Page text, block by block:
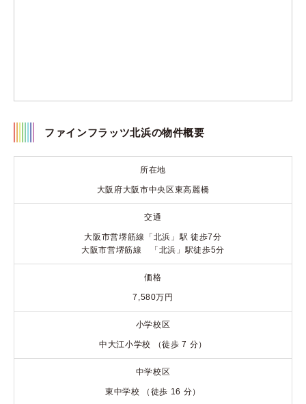
ファインフラッツ北浜の物件概要
所在地
大阪府大阪市中央区東高麗橋
交通
大阪市営堺筋線「北浜」駅 徒歩7分
大阪市営堺筋線 「北浜」駅徒歩5分
価格
7,580万円
小学校区
中大江小学校 （徒歩 7 分）
中学校区
東中学校 （徒歩 16 分）